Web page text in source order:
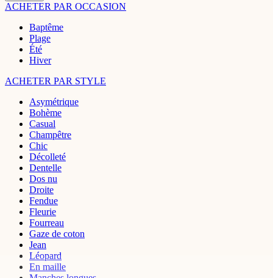
ACHETER PAR OCCASION
Baptême
Plage
Été
Hiver
ACHETER PAR STYLE
Asymétrique
Bohème
Casual
Champêtre
Chic
Décolleté
Dentelle
Dos nu
Droite
Fendue
Fleurie
Fourreau
Gaze de coton
Jean
Léopard
En maille